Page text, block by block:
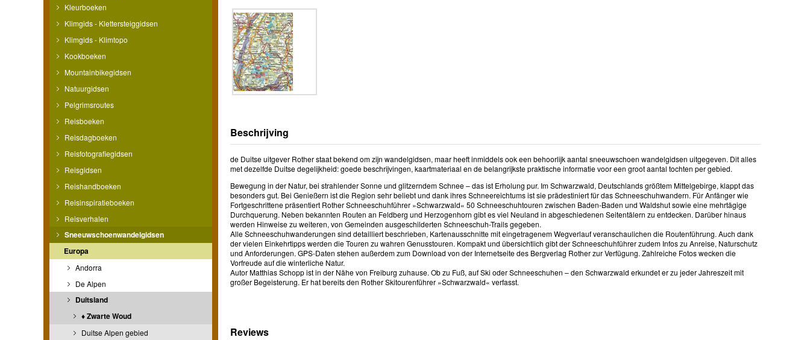
Kleurboeken
Klimgids - Klettersteiggidsen
Klimgids - Klimtopo
Kookboeken
Mountainbikegidsen
Natuurgidsen
Pelgrimsroutes
Reisboeken
Reisdagboeken
Reisfotografiegidsen
Reisgidsen
Reishandboeken
Reisinspiratieboeken
Reisverhalen
Sneeuwschoenwandelgidsen
Europa
Andorra
De Alpen
Duitsland
♦ Zwarte Woud
Duitse Alpen gebied
Beschrijving
de Duitse uitgever Rother staat bekend om zijn wandelgidsen, maar heeft inmiddels ook een behoorlijk aantal sneeuwschoen wandelgidsen uitgegeven. Dit alles
met dezelfde Duitse degelijkheid: goede beschrijvingen, kaartmateriaal en de belangrijkste praktische informatie voor een groot aantal tochten per gebied.
Bewegung in der Natur, bei strahlender Sonne und glitzerndem Schnee – das ist Erholung pur. Im Schwarzwald, Deutschlands größtem Mittelgebirge, klappt das
besonders gut. Bei Genießern ist die Region sehr beliebt und dank ihres Schneereichtums ist sie prädestiniert für das Schneeschuhwandern. Für Anfänger wie
Fortgeschrittene präsentiert Rother Schneeschuhführer »Schwarzwald« 50 Schneeschuhtouren zwischen Baden-Baden und Waldshut sowie eine mehrtägige
Durchquerung. Neben bekannten Routen an Feldberg und Herzogenhorn gibt es viel Neuland in abgeschiedenen Seitentälern zu entdecken. Darüber hinaus
werden Hinweise zu weiteren, von Gemeinden ausgeschilderten Schneeschuh-Trails gegeben.
Alle Schneeschuhwanderungen sind detailliert beschrieben, Kartenausschnitte mit eingetragenem Wegverlauf veranschaulichen die Routenführung. Auch dank
der vielen Einkehrtipps werden die Touren zu wahren Genusstouren. Kompakt und übersichtlich gibt der Schneeschuhführer zudem Infos zu Anreise, Naturschutz
und Anforderungen. GPS-Daten stehen außerdem zum Download von der Internetseite des Bergverlag Rother zur Verfügung. Zahlreiche Fotos wecken die
Vorfreude auf die winterliche Natur.
Autor Matthias Schopp ist in der Nähe von Freiburg zuhause. Ob zu Fuß, auf Ski oder Schneeschuhen – den Schwarzwald erkundet er zu jeder Jahreszeit mit
großer Begeisterung. Er hat bereits den Rother Skitourenführer »Schwarzwald« verfasst.
Reviews